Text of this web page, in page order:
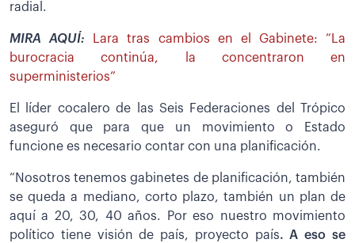
radial.
MIRA AQUÍ:
Lara tras cambios en el Gabinete: “La
burocracia continúa, la concentraron en
superministerios”
El líder cocalero de las Seis Federaciones del Trópico
aseguró que para que un movimiento o Estado
funcione es necesario contar con una planificación.
“Nosotros tenemos gabinetes de planificación, también
se queda a mediano, corto plazo, también un plan de
aquí a 20, 30, 40 años. Por eso nuestro movimiento
político tiene visión de país, proyecto país. A eso se